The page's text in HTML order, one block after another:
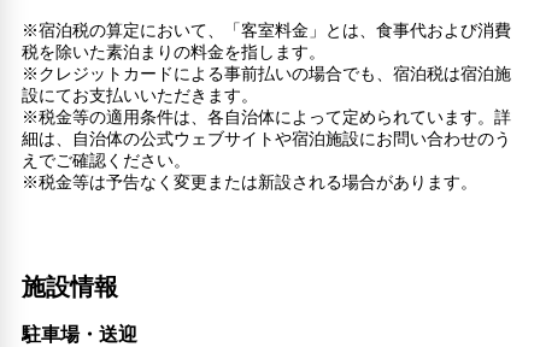
※宿泊税の算定において、「客室料金」とは、食事代および消費
税を除いた素泊まりの料金を指します。
※クレジットカードによる事前払いの場合でも、宿泊税は宿泊施
設にてお支払いいただきます。
※税金等の適用条件は、各自治体によって定められています。詳
細は、自治体の公式ウェブサイトや宿泊施設にお問い合わせのう
えでご確認ください。
※税金等は予告なく変更または新設される場合があります。
施設情報
駐車場・送迎